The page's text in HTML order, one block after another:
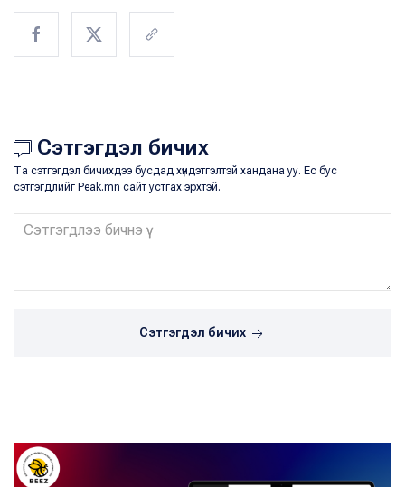
Сэтгэгдэл бичих
Та сэтгэгдэл бичихдээ бусдад хүндэтгэлтэй хандана уу. Ёс бус
сэтгэгдлийг Peak.mn сайт устгах эрхтэй.
Сэтгэгдэл бичих